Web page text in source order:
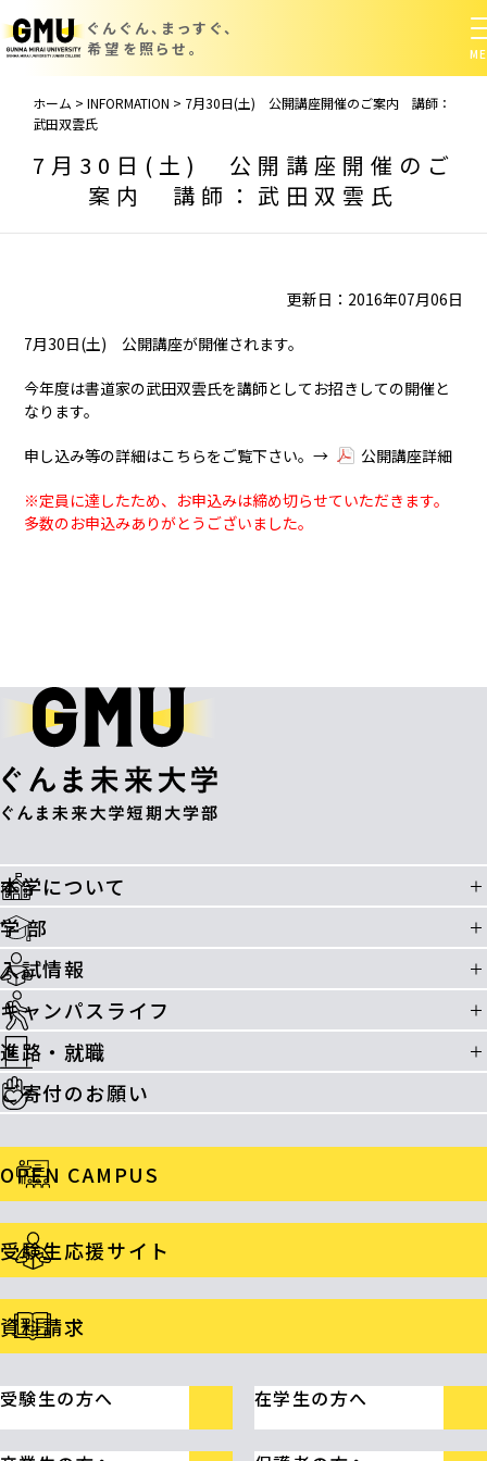
ぐんぐん、まっすぐ、
希望を照らせ。
ホーム > INFORMATION > 7月30日(土) 公開講座開催のご案内 講師：
武田双雲氏
7月30日(土) 公開講座開催のご
案内 講師：武田双雲氏
更新日：2016年07月06日
7月30日(土) 公開講座が開催されます。
今年度は書道家の武田双雲氏を講師としてお招きしての開催と
なります。
申し込み等の詳細はこちらをご覧下さい。→ 公開講座詳細
※定員に達したため、お申込みは締め切らせていただきます。
多数のお申込みありがとうございました。
本学について
学 部
入試情報
キャンパスライフ
進路・就職
ご寄付のお願い
OPEN CAMPUS
受験生応援サイト
資料請求
受験生の方へ 在学生の方へ